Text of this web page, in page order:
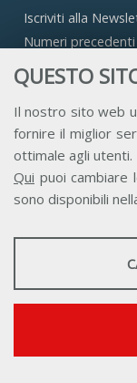
QUESTO
Il nostro sito web
fornire il miglior
ottimale agli utenti.
Qui puoi cambiare
sono disponibili
STATISTICHE
Mostra maggiori
Google Analytics
Iscriviti alla
Numeri precedenti
Accesso Aderenti
Accesso Consulta
Accesso Team
Contatti